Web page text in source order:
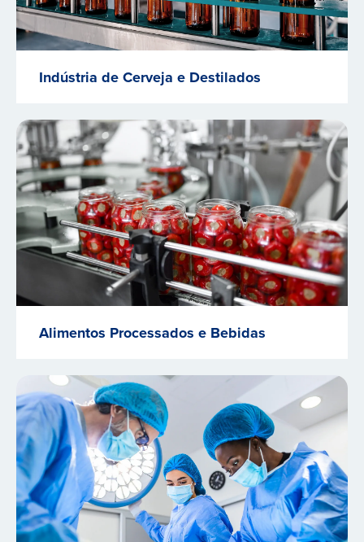
Indústria de Cerveja e Destilados
Alimentos Processados e Bebidas